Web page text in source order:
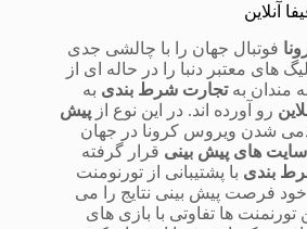
آنلاین
فوتبال جهان را با چالشی جدی
های معتبر دنبا را در حاله ای از
مندان بهتجارت شرط بندی به
رو آورده اند. در این نوع از پیش
شدن ویروس کرونا در جهان
سایت های پیش بینی قرار گرفته
بندی با پشتیبانی از تورنومنت
خود فرصت پیش بینی نتایج را می
ها تفاوتی با بازی های